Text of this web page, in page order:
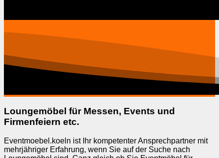
Loungemöbel für Messen, Events und
Firmenfeiern etc.
Eventmoebel.koeln ist Ihr kompetenter Ansprechpartner mit
mehrjähriger Erfahrung, wenn Sie auf der Suche nach